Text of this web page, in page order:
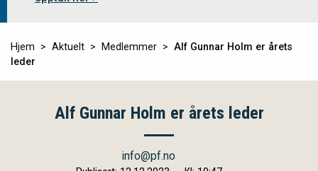
Hjem Aktuelt Medlemmer
Alf Gunnar Holm er årets
leder
Alf Gunnar Holm er årets leder
info@pf.no